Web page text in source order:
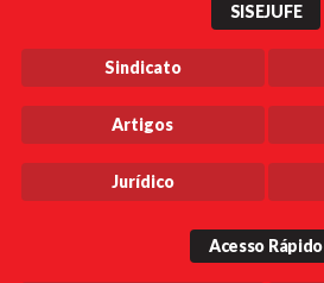
SISEJUFE
Sindicato
Artigos
Jurídico
Acesso Rápido